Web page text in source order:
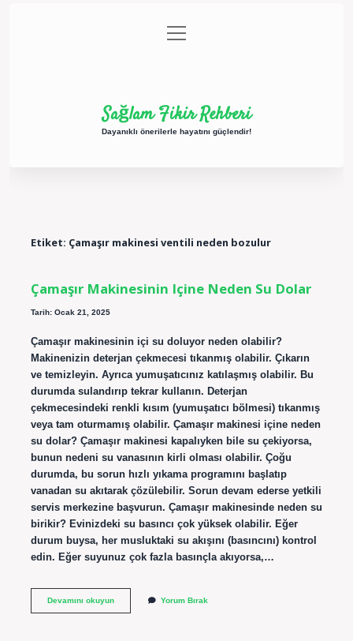
Gizlilik Politikası
menüyü
aç
Sağlam Fikir Rehberi
Dayanıklı önerilerle hayatını güçlendir!
Etiket: Çamaşır makinesi ventili neden bozulur
Çamaşır Makinesinin Içine Neden Su Dolar
Tarih: Ocak 21, 2025
Çamaşır makinesinin içi su doluyor neden olabilir?
Makinenizin deterjan çekmecesi tıkanmış olabilir. Çıkarın
ve temizleyin. Ayrıca yumuşatıcınız katılaşmış olabilir. Bu
durumda sulandırıp tekrar kullanın. Deterjan
çekmecesindeki renkli kısım (yumuşatıcı bölmesi) tıkanmış
veya tam oturmamış olabilir. Çamaşır makinesi içine neden
su dolar? Çamaşır makinesi kapalıyken bile su çekiyorsa,
bunun nedeni su vanasının kirli olması olabilir. Çoğu
durumda, bu sorun hızlı yıkama programını başlatıp
vanadan su akıtarak çözülebilir. Sorun devam ederse yetkili
servis merkezine başvurun. Çamaşır makinesinde neden su
birikir? Evinizdeki su basıncı çok yüksek olabilir. Eğer
durum buysa, her musluktaki su akışını (basıncını) kontrol
edin. Eğer suyunuz çok fazla basınçla akıyorsa,…
Devamını okuyunÇamaşır
Yorum Bırak